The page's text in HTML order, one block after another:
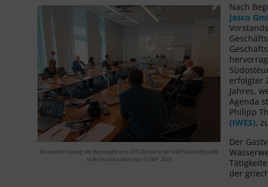
Die sechste Sitzung des Regionalforums EECCA fand in der GWP-Geschäftsstelle
in Berlin und online statt © GWP 2023
Nach
Jesco
erfolgter
Jahres,
Agenda
Philipp
(IWES),
Der
der